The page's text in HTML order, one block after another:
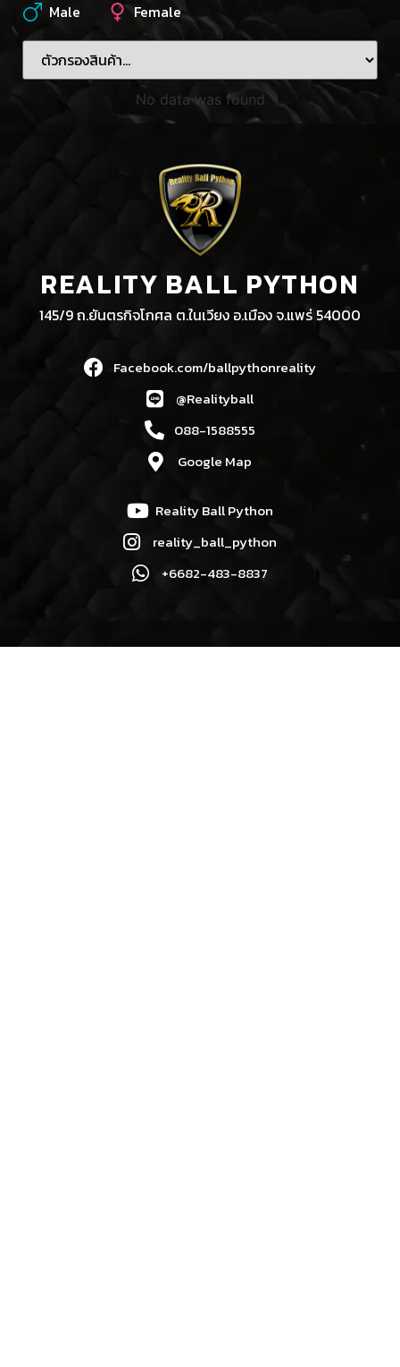
Male Female
No data was found
REALITY BALL PYTHON
145/9 ถ.ยันตรกิจโกศล ต.ในเวียง อ.เมือง จ.แพร่ 54000
Facebook.com/ballpythonreality
@Realityball
088-1588555
Google Map
Reality Ball Python
reality_ball_python
+6682-483-8837